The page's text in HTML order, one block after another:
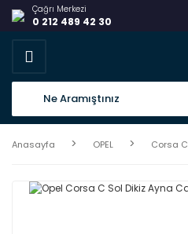
Çağrı Merkezi
0 212 489 42 30
Anasayfa OPEL Corsa C